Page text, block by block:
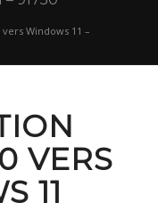
Windows 11 –
VERS
11